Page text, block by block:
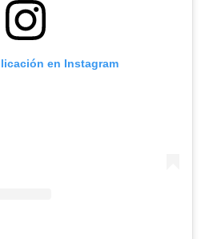
en Instagram